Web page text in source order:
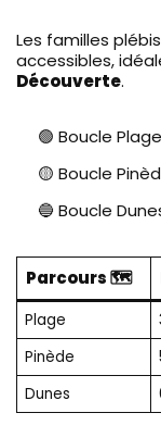
Les familles
accessibles,
Découverte.
🟢 Boucle
🟡 Boucle
🔵 Boucle
Parcours 🗺️
Plage
Pinède
Dunes